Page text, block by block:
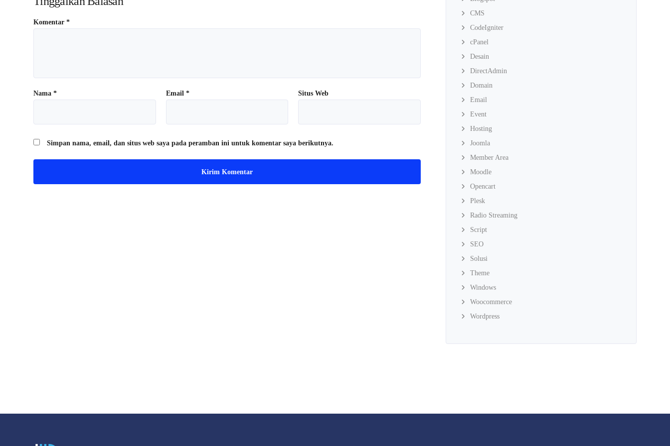
Komentar *
Nama * Email * Situs Web
Simpan nama, email, dan situs web saya pada peramban ini untuk komentar saya berikutnya.
CMS
CodeIgniter
cPanel
Desain
DirectAdmin
Domain
Email
Event
Hosting
Joomla
Member Area
Moodle
Opencart
Plesk
Radio Streaming
Script
SEO
Solusi
Theme
Windows
Woocommerce
Wordpress